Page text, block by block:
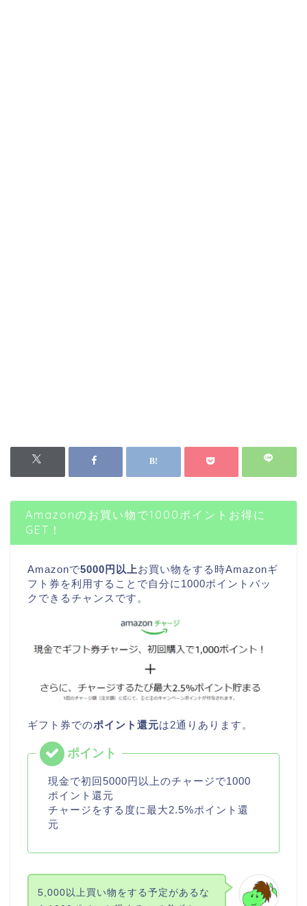
Amazonのお買い物で1000ポイントお得に
GET！
Amazonで5000円以上お買い物をする時Amazonギ
フト券を利用することで自分に1000ポイントバッ
クできるチャンスです。
ギフト券でのポイント還元は2通りあります。
現金で初回5000円以上のチャージで1000
ポイント還元
チャージをする度に最大2.5%ポイント還
元
5,000以上買い物をする予定があるな